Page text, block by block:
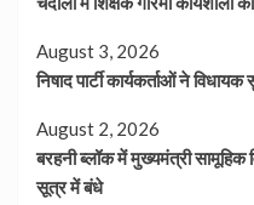
August 3, 2026
निषाद पार्टी कार्यकर्ताओं ने
August 2, 2026
बरहनी ब्लॉक में मुख्यमंत्री
सूत्र में बंधे